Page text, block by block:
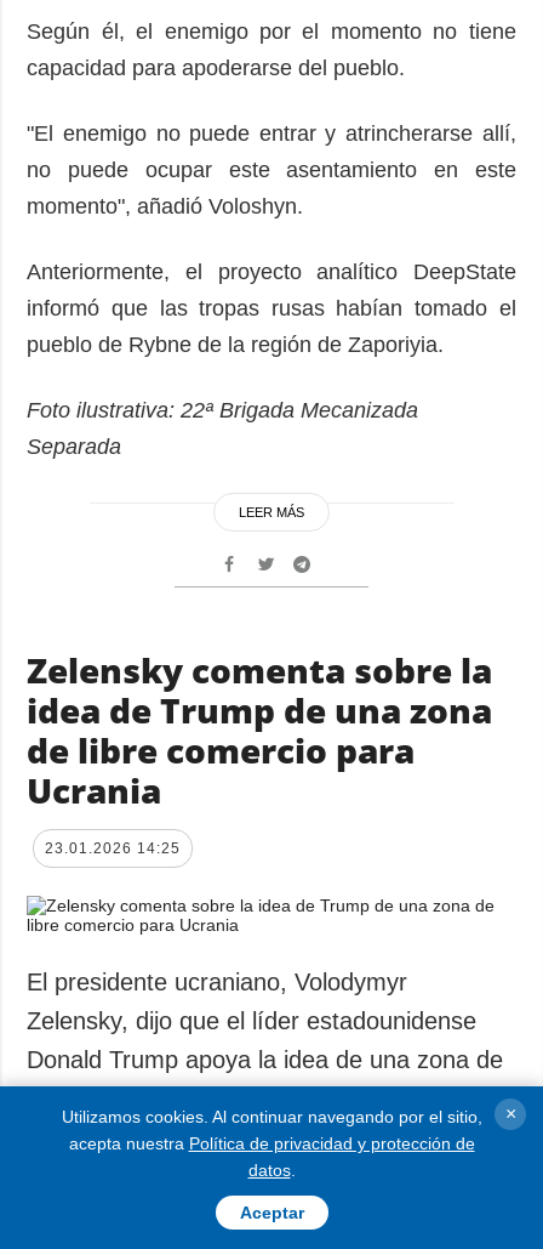
Según él, el enemigo por el momento no tiene
capacidad para apoderarse del pueblo.
"El enemigo no puede entrar y atrincherarse allí,
no puede ocupar este asentamiento en este
momento", añadió Voloshyn.
Anteriormente, el proyecto analítico DeepState
informó que las tropas rusas habían tomado el
pueblo de Rybne de la región de Zaporiyia.
Foto ilustrativa: 22ª Brigada Mecanizada
Separada
LEER MÁS
Zelensky comenta sobre la
idea de Trump de una zona
de libre comercio para
Ucrania
23.01.2026 14:25
El presidente ucraniano, Volodymyr
Zelensky, dijo que el líder estadounidense
Donald Trump apoya la idea de una zona de
Según informa Ukrinform, el presidente Volodymyr
Zelensky anunció esto durante una conversación
Utilizamos cookies. Al continuar navegando por el sitio,
acepta nuestra Política de privacidad y protección de
datos.
Aceptar
×